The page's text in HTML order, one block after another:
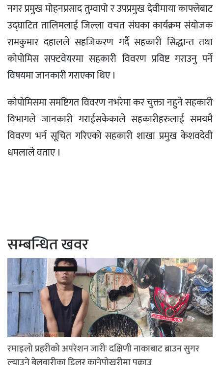
नगर प्रमुख मोहनप्रसाद तुम्वापो र उपप्रमुख देवीमाया काफ्लेबाट
उद्घाटित तालिमलाई जिल्ला वचत संघका कार्यक्रम संयोजक
रामकुमार दहालले सहजिकरण गर्दै सहकारी सिद्धान्त तथा
कोपोमिस सफ्टवेयरमा सहकारी विवरण प्रविष्ट गराउनु पर्ने
विषयमा जानकारी गराएका थिए ।
कोपोमिसमा समष्टिगत विवरण नभरेमा कर चुक्ता नहुने सहकारी
विभागले जानकारी गराईसकेकाले सहकारीहरुलाई समयमै
विवरण भर्न सूचित गरिएको सहकारी शाखा प्रमुख केशवदेवी
धमलाले वताए ।
सम्बन्धित खवर
रमाइलो प्रहरीको अपरेशन जारीः दक्षिणी नाकाबाट ब्राउन सुगर
ल्याउने बेलबारीका डिलर कानेपोखरीमा पक्राउ